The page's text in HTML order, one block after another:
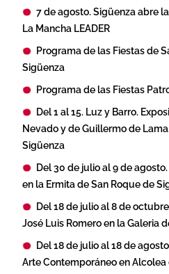
7 de agosto. Sigüenza abre
La Mancha LEADER
Programa de las Fiestas de
Sigüenza
Programa de las Fiestas
Del 1 al 15. Luz y Barro.
Nevado y de Guillermo de
Sigüenza
Del 30 de julio al 9 de
en la Ermita de San Roque de
Del 18 de julio al 8 de
José Luis Romero en la Galeria
Del 18 de julio al 18 de
Arte Contemporáneo en Alcolea